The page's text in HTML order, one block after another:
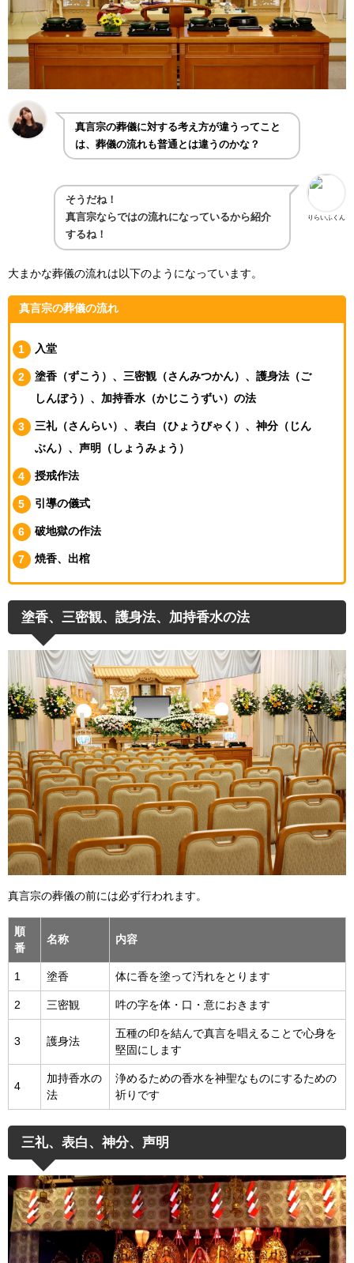
真言宗の葬儀に対する考え方が違うってこと
は、葬儀の流れも普通とは違うのかな？
りらいふくん
そうだね！
真言宗ならではの流れになっているから紹介
するね！
大まかな葬儀の流れは以下のようになっています。
真言宗の葬儀の流れ
入堂
塗香（ずこう）、三密観（さんみつかん）、護身法（ご
しんぼう）、加持香水（かじこうずい）の法
三礼（さんらい）、表白（ひょうびゃく）、神分（じん
ぶん）、声明（しょうみょう）
授戒作法
引導の儀式
破地獄の作法
焼香、出棺
塗香、三密観、護身法、加持香水の法
真言宗の葬儀の前には必ず行われます。
順
番
名称 内容
1 塗香 体に香を塗って汚れをとります
2 三密観 吽の字を体・口・意におきます
3 護身法
五種の印を結んで真言を唱えることで心身を
堅固にします
4
加持香水の
法
浄めるための香水を神聖なものにするための
祈りです
三礼、表白、神分、声明